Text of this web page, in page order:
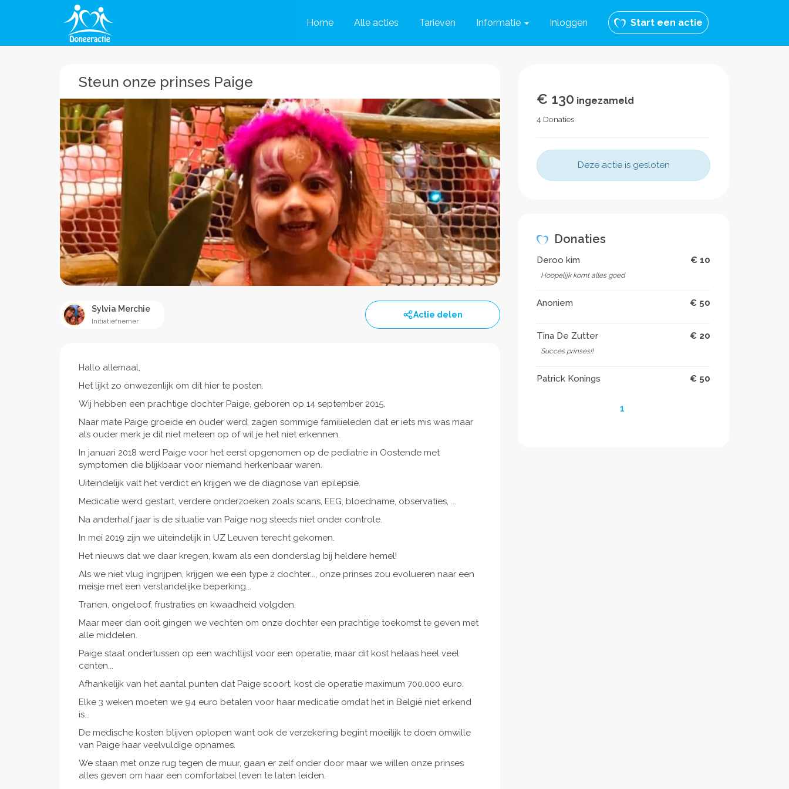
Home Alle acties Tarieven Informatie Inloggen Start een actie
Steun onze prinses Paige
Sylvia Merchie
Initiatiefnemer
Actie delen
Hallo allemaal,
Het lijkt zo onwezenlijk om dit hier te posten.
Wij hebben een prachtige dochter Paige, geboren op 14 september 2015.
Naar mate Paige groeide en ouder werd, zagen sommige familieleden dat er iets mis was maar
als ouder merk je dit niet meteen op of wil je het niet erkennen.
In januari 2018 werd Paige voor het eerst opgenomen op de pediatrie in Oostende met
symptomen die blijkbaar voor niemand herkenbaar waren.
Uiteindelijk valt het verdict en krijgen we de diagnose van epilepsie.
Medicatie werd gestart, verdere onderzoeken zoals scans, EEG, bloedname, observaties, ...
Na anderhalf jaar is de situatie van Paige nog steeds niet onder controle.
In mei 2019 zijn we uiteindelijk in UZ Leuven terecht gekomen.
Het nieuws dat we daar kregen, kwam als een donderslag bij heldere hemel!
Als we niet vlug ingrijpen, krijgen we een type 2 dochter..., onze prinses zou evolueren naar een
meisje met een verstandelijke beperking...
Tranen, ongeloof, frustraties en kwaadheid volgden.
Maar meer dan ooit gingen we vechten om onze dochter een prachtige toekomst te geven met
alle middelen.
Paige staat ondertussen op een wachtlijst voor een operatie, maar dit kost helaas heel veel
centen...
Afhankelijk van het aantal punten dat Paige scoort, kost de operatie maximum 700.000 euro.
Elke 3 weken moeten we 94 euro betalen voor haar medicatie omdat het in België niet erkend
is...
De medische kosten blijven oplopen want ook de verzekering begint moeilijk te doen omwille
van Paige haar veelvuldige opnames.
We staan met onze rug tegen de muur, gaan er zelf onder door maar we willen onze prinses
alles geven om haar een comfortabel leven te laten leiden.
€ 130 ingezameld
4 Donaties
Deze actie is gesloten
Donaties
Deroo kim € 10
Hoopelijk komt alles goed ️
Anoniem € 50
Tina De Zutter € 20
Succes prinses!! ️
Patrick Konings € 50
1